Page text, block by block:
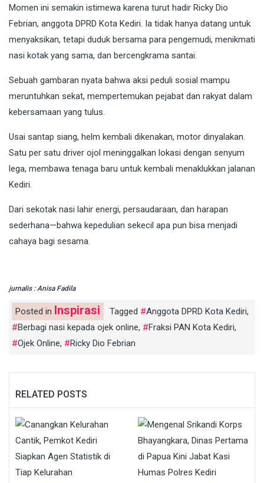
Momen ini semakin istimewa karena turut hadir Ricky Dio
Febrian, anggota DPRD Kota Kediri. Ia tidak hanya datang untuk
menyaksikan, tetapi duduk bersama para pengemudi, menikmati
nasi kotak yang sama, dan bercengkrama santai.
Sebuah gambaran nyata bahwa aksi peduli sosial mampu
meruntuhkan sekat, mempertemukan pejabat dan rakyat dalam
kebersamaan yang tulus.
Usai santap siang, helm kembali dikenakan, motor dinyalakan.
Satu per satu driver ojol meninggalkan lokasi dengan senyum
lega, membawa tenaga baru untuk kembali menaklukkan jalanan
Kediri.
Dari sekotak nasi lahir energi, persaudaraan, dan harapan
sederhana—bahwa kepedulian sekecil apa pun bisa menjadi
cahaya bagi sesama.
jurnalis : Anisa Fadila
Posted in Inspirasi Tagged Anggota DPRD Kota Kediri,
Berbagi nasi kepada ojek online, Fraksi PAN Kota Kediri,
Ojek Online, Ricky Dio Febrian
RELATED POSTS